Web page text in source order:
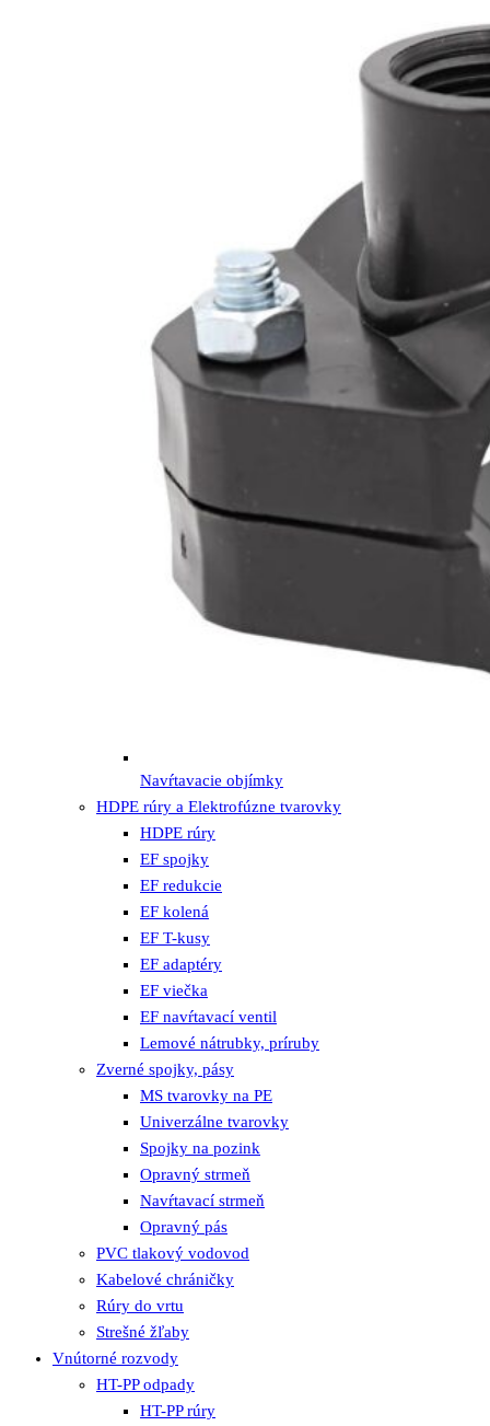
Navŕtavacie objímky
HDPE rúry a Elektrofúzne tvarovky
HDPE rúry
EF spojky
EF redukcie
EF kolená
EF T-kusy
EF adaptéry
EF viečka
EF navŕtavací ventil
Lemové nátrubky, príruby
Zverné spojky, pásy
MS tvarovky na PE
Univerzálne tvarovky
Spojky na pozink
Opravný strmeň
Navŕtavací strmeň
Opravný pás
PVC tlakový vodovod
Kabelové chráničky
Rúry do vrtu
Strešné žľaby
Vnútorné rozvody
HT-PP odpady
HT-PP rúry